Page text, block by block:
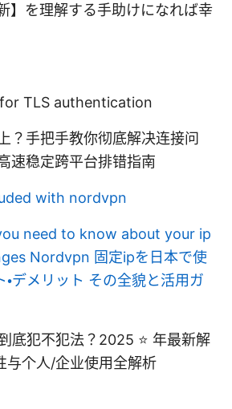
】を理解する手助けになれば幸
TLS authentication
？手把手教你彻底解决连接问
速稳定跨平台排错指南
with nordvpn
need to know about your ip
Nordvpn 固定ipを日本で使
デメリット その全貌と活用ガ
底犯不犯法？2025 ⭐ 年最新解
与个人/企业使用全解析